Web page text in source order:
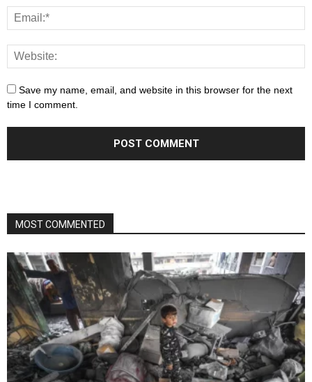
Save my name, email, and website in this browser for the next
time I comment.
MOST COMMENTED